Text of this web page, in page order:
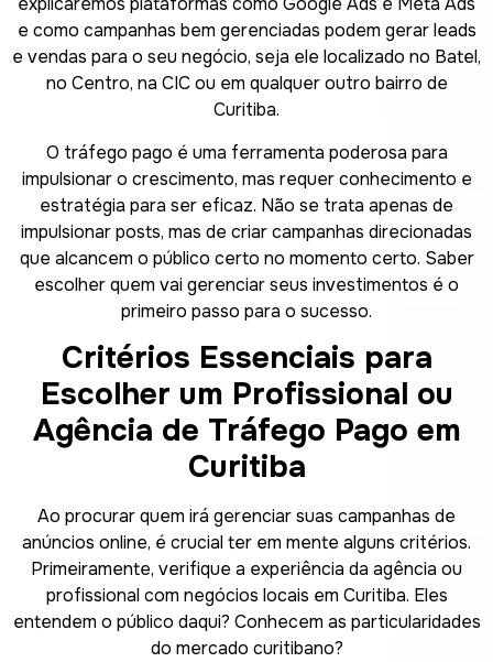
e como campanhas bem gerenciadas podem gerar leads
e vendas para o seu negócio, seja ele localizado no Batel,
no Centro, na CIC ou em qualquer outro bairro de
Curitiba.
O tráfego pago é uma ferramenta poderosa para
impulsionar o crescimento, mas requer conhecimento e
estratégia para ser eficaz. Não se trata apenas de
impulsionar posts, mas de criar campanhas direcionadas
que alcancem o público certo no momento certo. Saber
escolher quem vai gerenciar seus investimentos é o
primeiro passo para o sucesso.
Critérios Essenciais para
Escolher um Profissional ou
Agência de Tráfego Pago em
Curitiba
Ao procurar quem irá gerenciar suas campanhas de
anúncios online, é crucial ter em mente alguns critérios.
Primeiramente, verifique a experiência da agência ou
profissional com negócios locais em Curitiba. Eles
entendem o público daqui? Conhecem as particularidades
do mercado curitibano?